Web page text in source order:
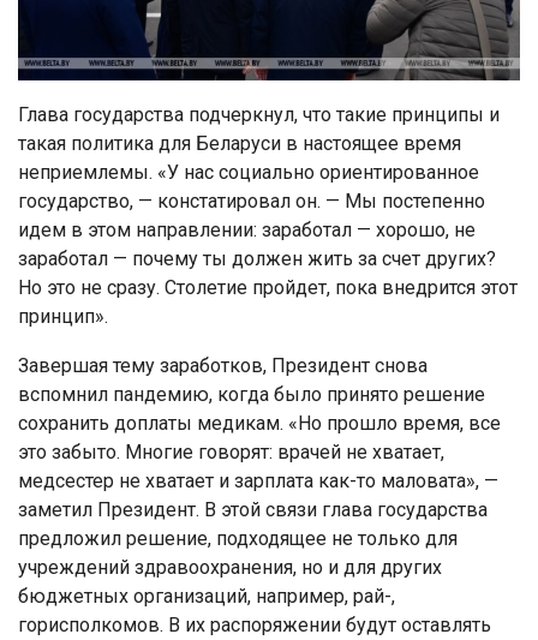
Глава государства подчеркнул, что такие принципы и
такая политика для Беларуси в настоящее время
неприемлемы. «У нас социально ориентированное
государство, — констатировал он. — Мы постепенно
идем в этом направлении: заработал — хорошо, не
заработал — почему ты должен жить за счет других?
Но это не сразу. Столетие пройдет, пока внедрится этот
принцип».
Завершая тему заработков, Президент снова
вспомнил пандемию, когда было принято решение
сохранить доплаты медикам. «Но прошло время, все
это забыто. Многие говорят: врачей не хватает,
медсестер не хватает и зарплата как-то маловата», —
заметил Президент. В этой связи глава государства
предложил решение, подходящее не только для
учреждений здравоохранения, но и для других
бюджетных организаций, например, рай-,
горисполкомов. В их распоряжении будут оставлять